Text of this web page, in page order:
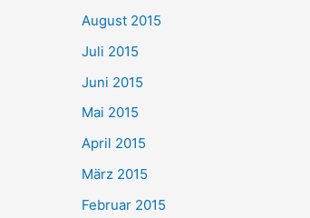
August 2015
Juli 2015
Juni 2015
Mai 2015
April 2015
März 2015
Februar 2015